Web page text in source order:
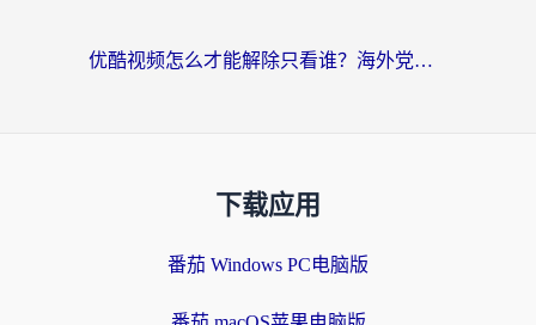
优酷视频怎么才能解除只看谁？海外党亲测有效的追剧自由指南
下载应用
番茄 Windows PC电脑版